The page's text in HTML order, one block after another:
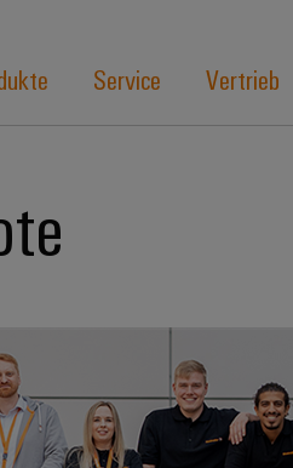
Service Vertrieb